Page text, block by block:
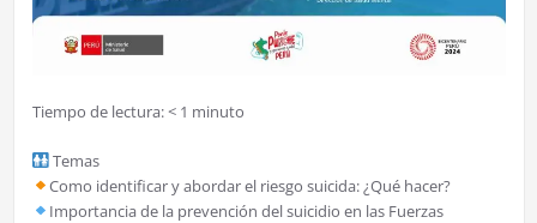
Tiempo de lectura:< 1 minuto
Temas
Como identificar y abordar el riesgo suicida: ¿Qué hacer?
Importancia de la prevención del suicidio en las Fuerzas